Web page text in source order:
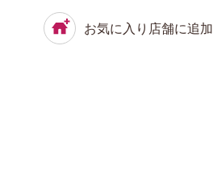
お気に入り店舗に追加